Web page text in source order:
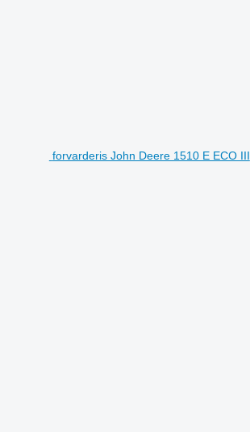
forvarderis John Deere 1510 E ECO III